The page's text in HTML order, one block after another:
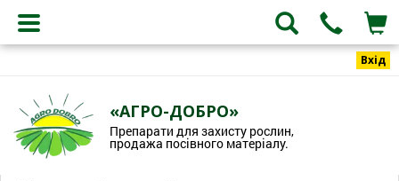
Вхід
«АГРО-ДОБРО»
Препарати для захисту рослин,
продажа посівного матеріалу.